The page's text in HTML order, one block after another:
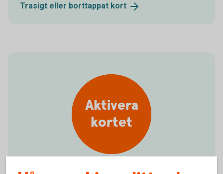
Trasigt eller borttappat kort
Aktivera
kortet